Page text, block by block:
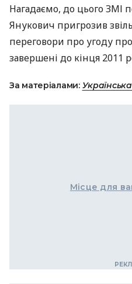
Нагадаємо, до цьогоЗМІ
Янукович пригрозив
переговори про угоду
завершені до кінця 2011
За матеріалами:
Місце для